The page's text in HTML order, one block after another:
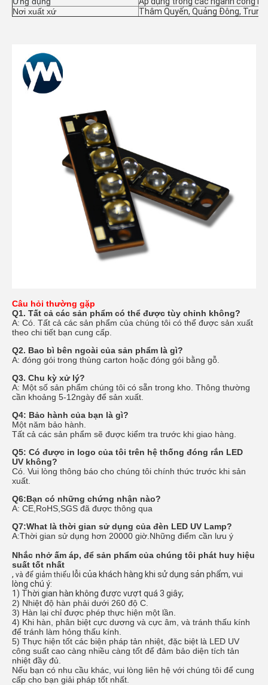
Nơi xuất xứ
Thâm Quyến, Quảng Đông, Trung
Câu hỏi thường gặp
Q1. Tất cả các sản phẩm có thể được tùy chỉnh không?
A: Có . Tất cả các sản phẩm của chúng tôi có thể được sản xuất
theo chi tiết bạn cung cấp.
Q2. Bao bì bên ngoài của sản phẩm là gì?
A: đóng gói trong thùng carton hoặc đóng gói bằng gỗ.
Q3. Chu kỳ xử lý?
A: Một số sản phẩm chúng tôi có sẵn trong kho. Thông thường
cần khoảng 5-1 2ngày để sản xuất.
Q4: Bảo hành của bạn là gì?
Một năm bảo hành.
Tất cả các sản phẩm sẽ được kiểm tra trước khi giao hàng.
Q5: Có được in logo của tôi trên hệ thống đóng rắn LED
UV không?
Có. Vui lòng thông báo cho chúng tôi chính thức trước khi sản
xuất.
Q6:Bạn có những chứng nhận nào?
A: CE,RoHS,SGS đã được thông qua
Q7:What là thời gian sử dụng của đèn LED UV Lamp?
A:Thời gian sử dụng hơn 20000 giờ. Những điểm cần lưu ý
Nhắc nhở ấm áp, để sản phẩm của chúng tôi phát huy hiệu
suất tốt nhất
, và để giảm thiểu lỗi của khách hàng khi sử dụng sản phẩm, vui
lòng chú ý:
1) Thời gian hàn không được vượt quá 3 giây;
2) Nhiệt độ hàn phải dưới 260 độ C.
3) Hàn lại chỉ được phép thực hiện một lần.
4) Khi hàn, phân biệt cực dương và cực âm, và tránh thấu kính
để tránh làm hỏng thấu kính.
5) Thực hiện tốt các biện pháp tản nhiệt, đặc biệt là LED UV
công suất cao càng nhiều càng tốt để đảm bảo diện tích tản
nhiệt đầy đủ.
Nếu bạn có nhu cầu khác, vui lòng liên hệ với chúng tôi để cung
cấp cho bạn giải pháp tốt nhất.